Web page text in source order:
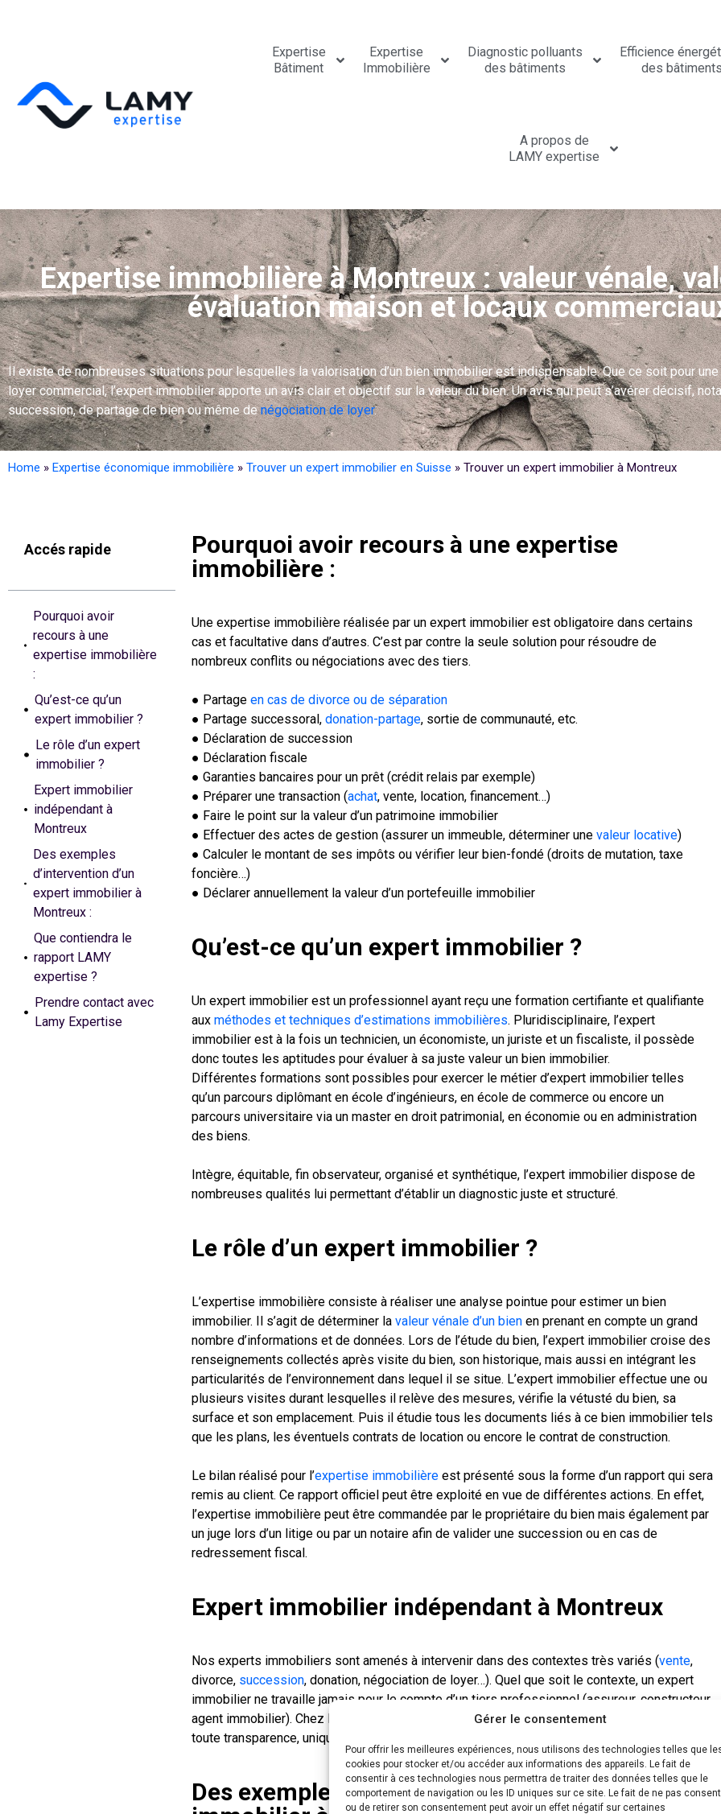
Gérer le consentement
Pour offrir les meilleures expériences, nous utilisons des technologies telles que
cookies pour stocker et/ou accéder aux informations des appareils. Le fait de
consentir à ces technologies nous permettra de traiter des données telles que le
comportement de navigation ou les ID uniques sur ce site. Le fait de ne pas
ou de retirer son consentement peut avoir un effet négatif sur certaines
Expertise
Bâtiment
Expertise
Immobilière
Diagnostic polluants
des bâtiments
Efficience
des
A propos de
LAMY expertise
Expertise immobilière à Montreux : valeur vénale,
évaluation maison et locaux
Il existe de nombreuses situations pour lesquelles la valorisation d’un bien immobilier est indispensable. Que ce soit pour une
loyer commercial, l’expert immobilier apporte un avis clair et objectif sur la valeur du bien. Un avis qui peut s’avérer décisif,
succession, de partage de bien ou même denégociation de loyer.
Home » Expertise économique immobilière » Trouver un expert immobilier en Suisse » Trouver un expert immobilier à Montreux
Accés rapide
Pourquoi avoir
recours à une
expertise immobilière
:
Qu’est-ce qu’un
expert immobilier ?
Le rôle d’un expert
immobilier ?
Expert immobilier
indépendant à
Montreux
Des exemples
d’intervention d’un
expert immobilier à
Montreux :
Que contiendra le
rapport LAMY
expertise ?
Prendre contact avec
Lamy Expertise
Pourquoi avoir recours à une expertise
immobilière :
Une expertise immobilière réalisée par un expert immobilier est obligatoire dans certains
cas et facultative dans d’autres. C’est par contre la seule solution pour résoudre de
nombreux conflits ou négociations avec des tiers.
● Partage en cas de divorce ou de séparation
● Partage successoral, donation-partage, sortie de communauté, etc.
● Déclaration de succession
● Déclaration fiscale
● Garanties bancaires pour un prêt (crédit relais par exemple)
● Préparer une transaction (achat, vente, location, financement…)
● Faire le point sur la valeur d’un patrimoine immobilier
● Effectuer des actes de gestion (assurer un immeuble, déterminer une valeur locative)
● Calculer le montant de ses impôts ou vérifier leur bien-fondé (droits de mutation, taxe
foncière…)
● Déclarer annuellement la valeur d’un portefeuille immobilier
Qu’est-ce qu’un expert immobilier ?
Un expert immobilier est un professionnel ayant reçu une formation certifiante et qualifiante
aux méthodes et techniques d’estimations immobilières. Pluridisciplinaire, l’expert
immobilier est à la fois un technicien, un économiste, un juriste et un fiscaliste, il possède
donc toutes les aptitudes pour évaluer à sa juste valeur un bien immobilier.
Différentes formations sont possibles pour exercer le métier d’expert immobilier telles
qu’un parcours diplômant en école d’ingénieurs, en école de commerce ou encore un
parcours universitaire via un master en droit patrimonial, en économie ou en administration
des biens.
Intègre, équitable, fin observateur, organisé et synthétique, l’expert immobilier dispose de
nombreuses qualités lui permettant d’établir un diagnostic juste et structuré.
Le rôle d’un expert immobilier ?
L’expertise immobilière consiste à réaliser une analyse pointue pour estimer un bien
immobilier. Il s’agit de déterminer la valeur vénale d’un bien en prenant en compte un grand
nombre d’informations et de données. Lors de l’étude du bien, l’expert immobilier croise des
renseignements collectés après visite du bien, son historique, mais aussi en intégrant les
particularités de l’environnement dans lequel il se situe. L’expert immobilier effectue une ou
plusieurs visites durant lesquelles il relève des mesures, vérifie la vétusté du bien, sa
surface et son emplacement. Puis il étudie tous les documents liés à ce bien immobilier tels
que les plans, les éventuels contrats de location ou encore le contrat de construction.
Le bilan réalisé pour l’expertise immobilière est présenté sous la forme d’un rapport qui sera
remis au client. Ce rapport officiel peut être exploité en vue de différentes actions. En effet,
l’expertise immobilière peut être commandée par le propriétaire du bien mais également par
un juge lors d’un litige ou par un notaire afin de valider une succession ou en cas de
redressement fiscal.
Expert immobilier indépendant à Montreux
Nos experts immobiliers sont amenés à intervenir dans des contextes très variés (vente,
divorce, succession, donation, négociation de loyer…). Quel que soit le contexte, un expert
immobilier ne travaille jamais pour le compte d’un tiers professionnel (assureur, constructeur,
agent immobilier). Chez LAMY expertise, nous exerçons de manière indépendante et en
toute transparence, uniquement dans l’intérêt de nos clients.
Des exemples d’intervention d’un expert